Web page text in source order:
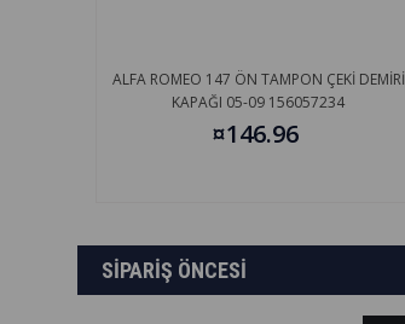
ALFA ROMEO 147 ÖN TAMPON ÇEKİ DEMİRİ
KAPAĞI 05-09 156057234
¤146.96
SİPARİŞ ÖNCESİ